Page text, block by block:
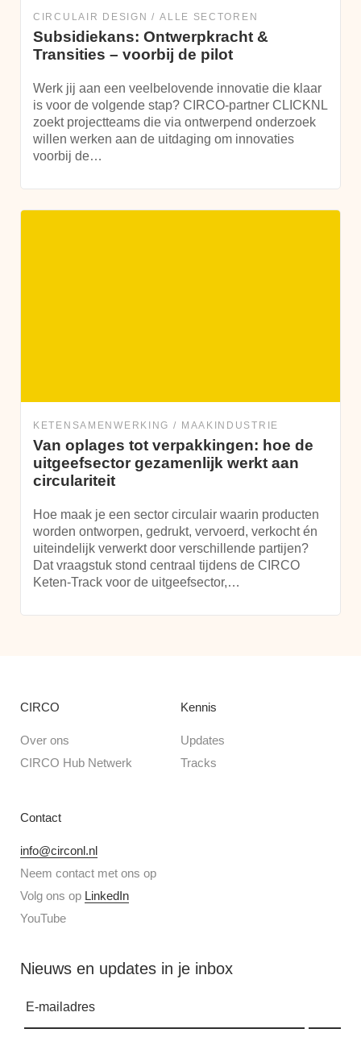
CIRCULAIR DESIGN ALLE SECTOREN
Subsidiekans: Ontwerpkracht &
Transities – voorbij de pilot
Werk jij aan een veelbelovende innovatie die klaar
is voor de volgende stap? CIRCO-partner CLICKNL
zoekt projectteams die via ontwerpend onderzoek
willen werken aan de uitdaging om innovaties
voorbij de…
KETENSAMENWERKING MAAKINDUSTRIE
Van oplages tot verpakkingen: hoe de
uitgeefsector gezamenlijk werkt aan
circulariteit
Hoe maak je een sector circulair waarin producten
worden ontworpen, gedrukt, vervoerd, verkocht én
uiteindelijk verwerkt door verschillende partijen?
Dat vraagstuk stond centraal tijdens de CIRCO
Keten-Track voor de uitgeefsector,…
CIRCO
Over ons
CIRCO Hub Netwerk
Kennis
Updates
Tracks
Contact
info@circonl.nl
Neem contact met ons op
Volg ons op LinkedIn
YouTube
Nieuws en updates in je inbox